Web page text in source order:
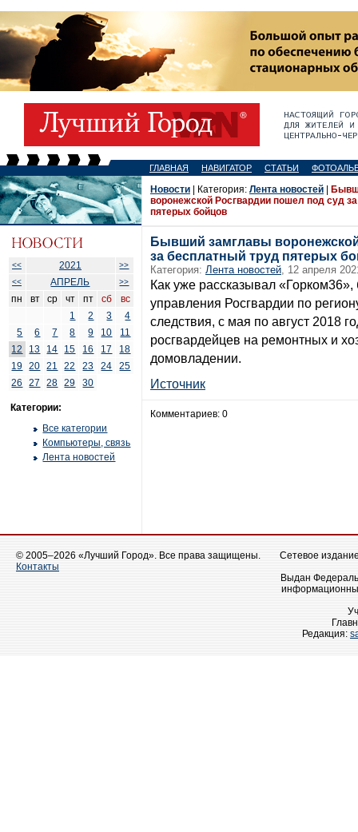
ГЛАВНАЯ НАВИГАТОР СТАТЬИ
<< 2021
>>
<<
АПРЕЛЬ >>
пн вт ср чт пт сб
вс
1
2 3
4
5
6 7 8 9 10
11
12
13 14 15 16 17
18
19
20 21 22 23 24
25
26
27 28 29 30
Категории:
Все категории
Компьютеры, связь
Лента новостей
Новости | Категория: Лента новостей
воронежской Росгвардии пошел под суд
пятерых бойцов
Бывший замглавы
за бесплатный труд пятерых
Категория: Лента новостей, 12 апреля
Как уже рассказывал
управления Росгвардии по
следствия, с мая по август 2018
росгвардейцев на ремонтных и
домовладении.
Источник
Комментариев: 0
© 2005–2026 «Лучший Город». Все права защищены.
Контакты
Сетевое
Выдан
Редакция: